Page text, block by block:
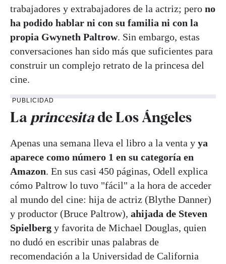
trabajadores y extrabajadores de la actriz; pero no
ha podido hablar ni con su familia ni con la
propia Gwyneth Paltrow. Sin embargo, estas
conversaciones han sido más que suficientes para
construir un complejo retrato de la princesa del
cine.
PUBLICIDAD
La princesitade Los Ángeles
Apenas una semana lleva el libro a la venta y ya
aparece como número 1 en su categoría en
Amazon. En sus casi 450 páginas, Odell explica
cómo Paltrow lo tuvo "fácil" a la hora de acceder
al mundo del cine: hija de actriz (Blythe Danner)
y productor (Bruce Paltrow), ahijada de Steven
Spielberg y favorita de Michael Douglas, quien
no dudó en escribir unas palabras de
recomendación a la Universidad de California